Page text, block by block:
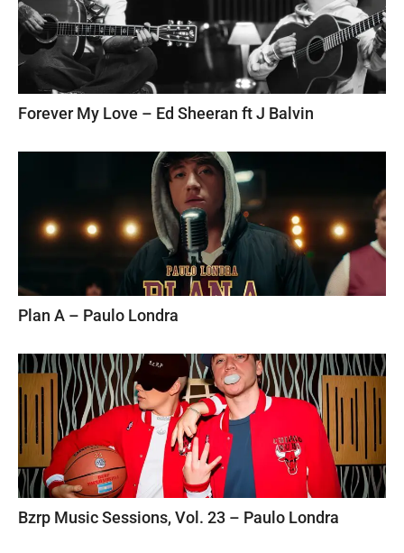
Forever My Love – Ed Sheeran ft J Balvin
Plan A – Paulo Londra
Bzrp Music Sessions, Vol. 23 – Paulo Londra